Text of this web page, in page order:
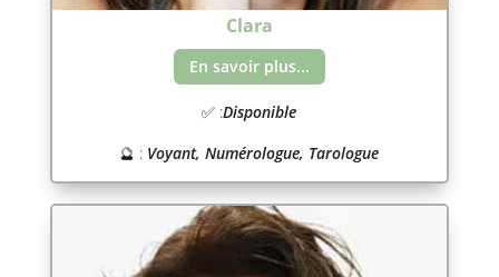
Clara
En savoir plus...
✅ :Disponible
🔮 : Voyant, Numérologue, Tarologue